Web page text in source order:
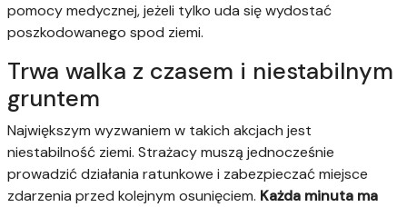
pomocy medycznej, jeżeli tylko uda się wydostać
poszkodowanego spod ziemi.
Trwa walka z czasem i niestabilnym
gruntem
Największym wyzwaniem w takich akcjach jest
niestabilność ziemi. Strażacy muszą jednocześnie
prowadzić działania ratunkowe i zabezpieczać miejsce
zdarzenia przed kolejnym osunięciem. Każda minuta ma